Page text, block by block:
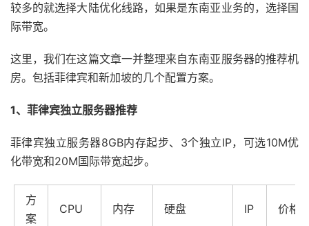
较多的就选择大陆优化线路，如果是东南亚业务的，选择国
际带宽。
这里，我们在这篇文章一并整理来自东南亚服务器的推荐机
房。包括菲律宾和新加坡的几个配置方案。
1、菲律宾独立服务器推荐
菲律宾独立服务器8GB内存起步、3个独立IP，可选10M优
化带宽和20M国际带宽起步。
方
案
CPU 内存 硬盘 IP 价格